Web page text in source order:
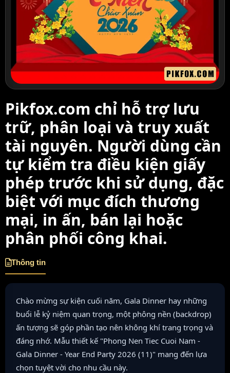
Pikfox.com chỉ hỗ trợ lưu
trữ, phân loại và truy xuất
tài nguyên. Người dùng cần
tự kiểm tra điều kiện giấy
phép trước khi sử dụng, đặc
biệt với mục đích thương
mại, in ấn, bán lại hoặc
phân phối công khai.
Thông tin
Chào mừng sự kiện cuối năm, Gala Dinner hay những
buổi lễ kỷ niệm quan trọng, một phông nền (backdrop)
ấn tượng sẽ góp phần tạo nên không khí trang trọng và
đáng nhớ. Mẫu thiết kế "Phong Nen Tiec Cuoi Nam -
Gala Dinner - Year End Party 2026 (11)" mang đến lựa
chọn tuyệt vời cho nhu cầu này.